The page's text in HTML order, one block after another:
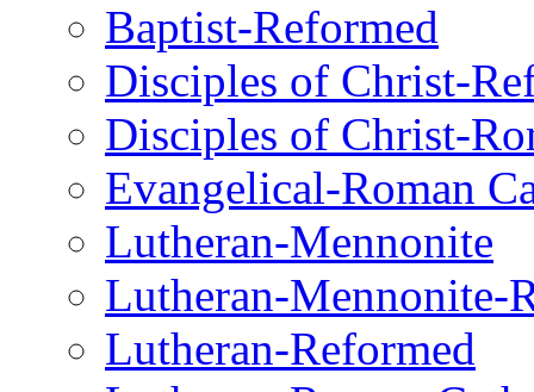
Baptist-Reformed
Disciples of Christ-
Disciples of Christ-
Evangelical-Roman
Lutheran-Mennonite
Lutheran-Mennonite-
Lutheran-Reformed